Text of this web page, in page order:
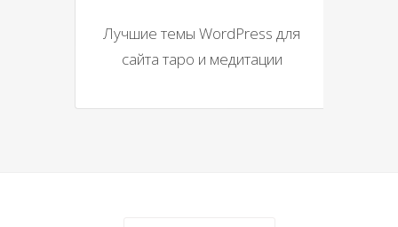
Лучшие темы WordPress для
сайта таро и медитации